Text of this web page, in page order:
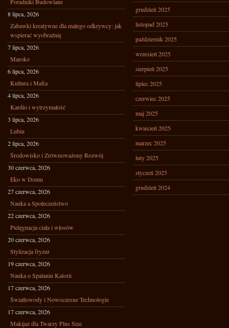
8 lipca, 2026
Zabawki kreatywne dla małego odkrywcy: jak
wspierać wyobraźnię
7 lipca, 2026
Maroko
6 lipca, 2026
Kultura i Mafia
4 lipca, 2026
Kardio i wytrzymałość
3 lipca, 2026
Lubin
2 lipca, 2026
Środowisko i Zrównoważony Rozwój
30 czerwca, 2026
Eko w Domu
27 czerwca, 2026
Nauka a Społeczeństwo
22 czerwca, 2026
Pielęgnacja ciała i włosów
20 czerwca, 2026
Stylizacja fryzur
19 czerwca, 2026
Nauka o Spalaniu Kalorii
17 czerwca, 2026
Światłowody i Nowoczesne Technologie
17 czerwca, 2026
Makijaż dla Twarzy Plus Size
grudzień 2025
listopad 2025
październik 2025
wrzesień 2025
sierpień 2025
lipiec 2025
czerwiec 2025
maj 2025
kwiecień 2025
marzec 2025
luty 2025
styczeń 2025
grudzień 2024